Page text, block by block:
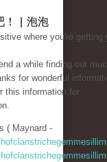
！ | 泡泡
where you're
a while finding out
for wonderful
this information for
( Maynard -